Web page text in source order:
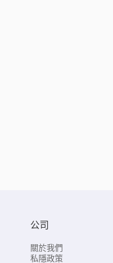
公司
關於我們
私隱政策